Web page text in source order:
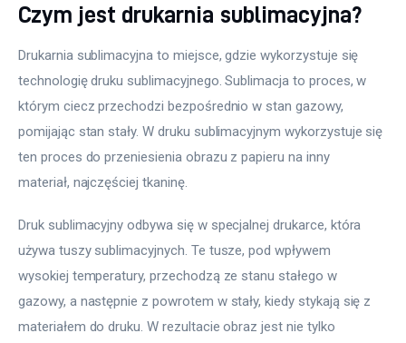
Czym jest drukarnia sublimacyjna?
Drukarnia sublimacyjna to miejsce, gdzie wykorzystuje się
technologię druku sublimacyjnego. Sublimacja to proces, w
którym ciecz przechodzi bezpośrednio w stan gazowy,
pomijając stan stały. W druku sublimacyjnym wykorzystuje się
ten proces do przeniesienia obrazu z papieru na inny
materiał, najczęściej tkaninę.
Druk sublimacyjny odbywa się w specjalnej drukarce, która
używa tuszy sublimacyjnych. Te tusze, pod wpływem
wysokiej temperatury, przechodzą ze stanu stałego w
gazowy, a następnie z powrotem w stały, kiedy stykają się z
materiałem do druku. W rezultacie obraz jest nie tylko